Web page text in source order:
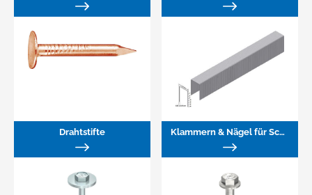
Drahtstifte Klammern & Nägel für Schussgeräte